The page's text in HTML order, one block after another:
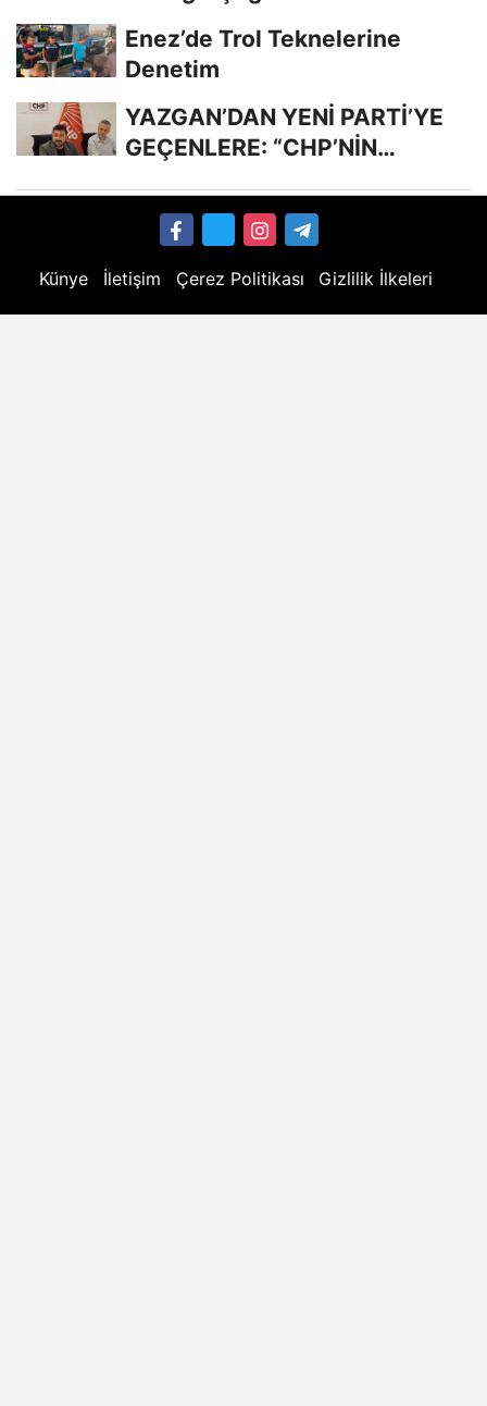
Enez’de Trol Teknelerine
Denetim
YAZGAN’DAN YENİ PARTİ’YE
GEÇENLERE: “CHP’NİN
Künye İletişim Çerez Politikası Gizlilik İlkeleri